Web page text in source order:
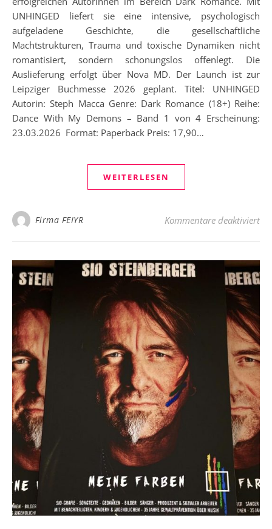
UNHINGED liefert sie eine intensive, psychologisch
aufgeladene Geschichte, die gesellschaftliche
Machtstrukturen, Trauma und toxische Dynamiken nicht
romantisiert, sondern schonungslos offenlegt. Die
Auslieferung erfolgt über Nova MD. Der Launch ist zur
Leipziger Buchmesse 2026 geplant. Titel: UNHINGED
Autorin: Steph Macca Genre: Dark Romance (18+) Reihe:
Dance With My Demons – Band 1 von 4 Erscheinung:
23.03.2026 Format: Paperback Preis: 17,90…
WEITERLESEN
Firma FEIYR Kommentare deaktiviertfür